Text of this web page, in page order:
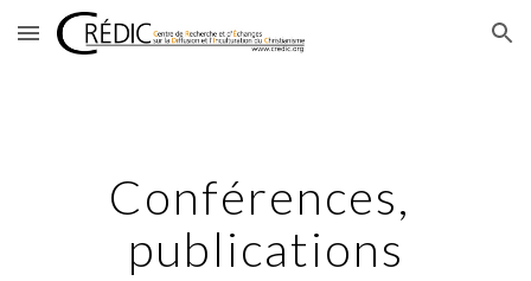
Skip to main content Skip to navigation
Conférences,
publications